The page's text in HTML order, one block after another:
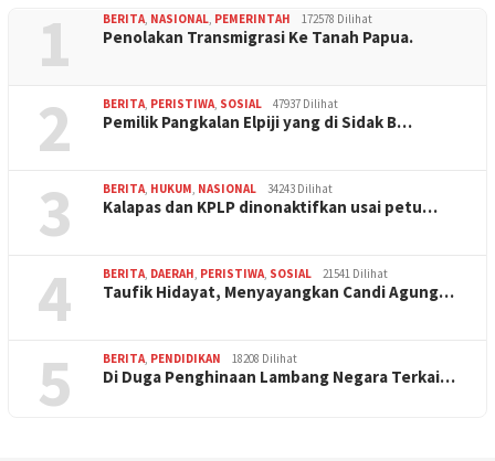
1 BERITA, NASIONAL, PEMERINTAH 172578 Dilihat
Penolakan Transmigrasi Ke Tanah Papua.
2 BERITA, PERISTIWA, SOSIAL 47937 Dilihat
Pemilik Pangkalan Elpiji yang di Sidak B…
3 BERITA, HUKUM, NASIONAL 34243 Dilihat
Kalapas dan KPLP dinonaktifkan usai petu…
4 BERITA, DAERAH, PERISTIWA, SOSIAL 21541 Dilihat
Taufik Hidayat, Menyayangkan Candi Agung…
5 BERITA, PENDIDIKAN 18208 Dilihat
Di Duga Penghinaan Lambang Negara Terkai…